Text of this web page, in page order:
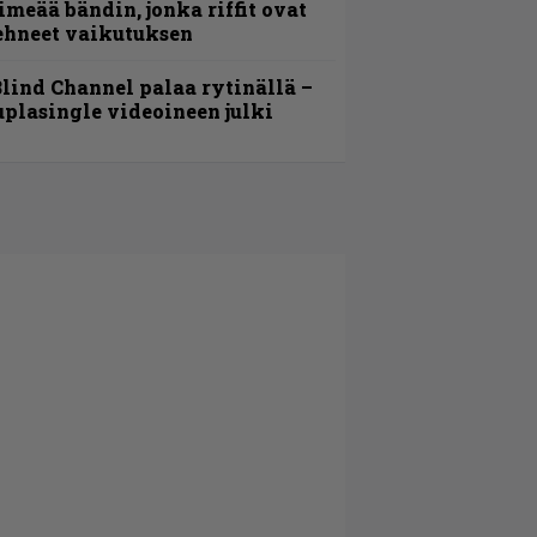
bändin, jonka riffit ovat
vaikutuksen
Channel palaa rytinällä –
videoineen julki